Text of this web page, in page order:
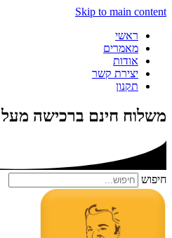
Skip to main content
ראשי
מאמרים
אודות
יצירת קשר
תקנון
משלוח חינם ברכישה מעל 300 ש״ח
חיפוש